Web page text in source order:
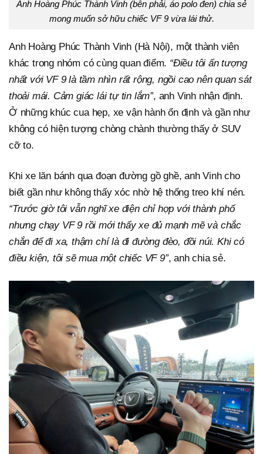
Anh Hoàng Phúc Thành Vinh (bên phải, áo polo đen) chia sẻ
mong muốn sở hữu chiếc VF 9 vừa lái thử.
Anh Hoàng Phúc Thành Vinh (Hà Nội), một thành viên
khác trong nhóm có cùng quan điểm. “Điều tôi ấn tượng
nhất với VF 9 là tầm nhìn rất rộng, ngồi cao nên quan sát
thoải mái. Cảm giác lái tự tin lắm”, anh Vinh nhận định.
Ở những khúc cua hẹp, xe vận hành ổn định và gần như
không có hiện tượng chòng chành thường thấy ở SUV
cỡ to.
Khi xe lăn bánh qua đoạn đường gồ ghề, anh Vinh cho
biết gần như không thấy xóc nhờ hệ thống treo khí nén.
“Trước giờ tôi vẫn nghĩ xe điện chỉ hợp với thành phố
nhưng chạy VF 9 rồi mới thấy xe đủ mạnh mẽ và chắc
chắn để đi xa, thậm chí là đi đường đèo, đồi núi. Khi có
điều kiện, tôi sẽ mua một chiếc VF 9”, anh chia sẻ.